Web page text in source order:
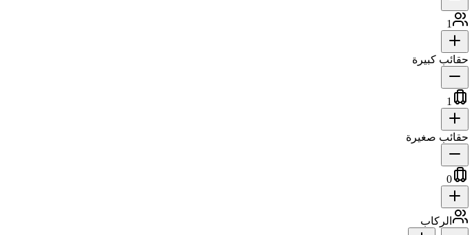
1
حقائب كبيرة
1
حقائب صغيرة
0
الركاب